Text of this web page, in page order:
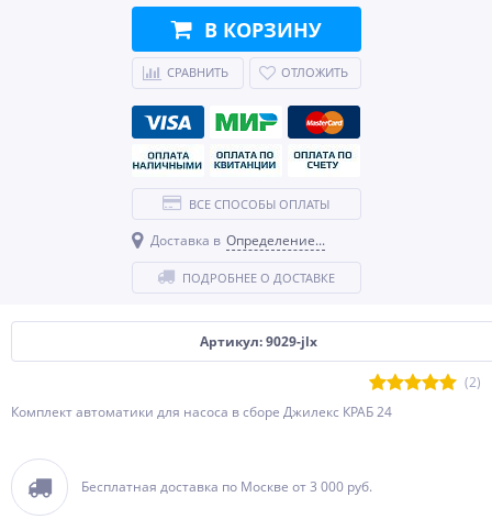
Артикул: 9029-jlx
(2)
Комплект автоматики для насоса в сборе Джилекс КРАБ 24
Бесплатная доставка по Москве от 3 000 руб.
В КОРЗИНУ
СРАВНИТЬ ОТЛОЖИТЬ
ВСЕ СПОСОБЫ ОПЛАТЫ
Доставка в Определение...
ПОДРОБНЕЕ О ДОСТАВКЕ